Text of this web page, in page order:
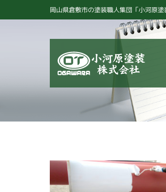
岡山県倉敷市の塗装職人集団「小河原